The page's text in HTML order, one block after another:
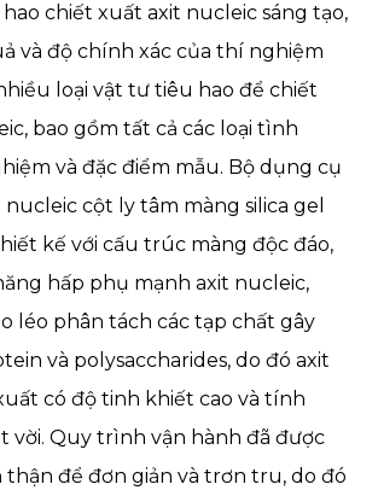
chiết xuất axit nucleic sáng tạo,
và độ chính xác của thí nghiệm
loại vật tư tiêu hao để chiết
bao gồm tất cả các loại tình
và đặc điểm mẫu. Bộ dụng cụ
cột ly tâm màng silica gel
kế với cấu trúc màng độc đáo,
hấp phụ mạnh axit nucleic,
léo phân tách các tạp chất gây
và polysaccharides, do đó axit
có độ tinh khiết cao và tính
vời. Quy trình vận hành đã được
thận để đơn giản và trơn tru, do đó